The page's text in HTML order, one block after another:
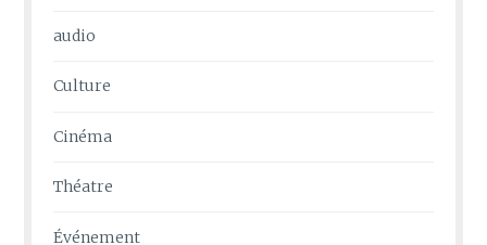
audio
Culture
Cinéma
Théatre
Événement